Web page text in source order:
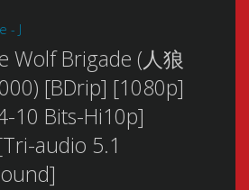
- J
Wolf Brigade (人狼
[BDrip] [1080p]
10 Bits-Hi10p]
audio 5.1